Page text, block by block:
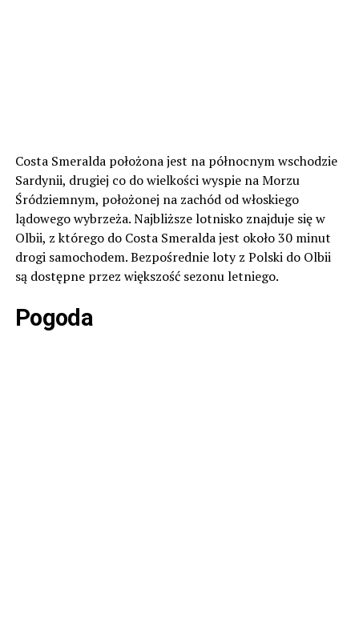
Costa Smeralda położona jest na północnym wschodzie
Sardynii, drugiej co do wielkości wyspie na Morzu
Śródziemnym, położonej na zachód od włoskiego
lądowego wybrzeża. Najbliższe lotnisko znajduje się w
Olbii, z którego do Costa Smeralda jest około 30 minut
drogi samochodem. Bezpośrednie loty z Polski do Olbii
są dostępne przez większość sezonu letniego.
Pogoda